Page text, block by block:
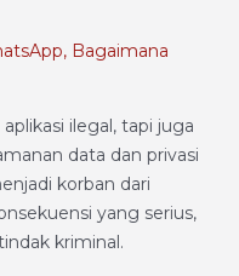
Bagaimana
ilegal, tapi juga
data dan privasi
korban dari
yang serius,
kriminal.